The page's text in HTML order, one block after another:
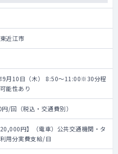
近江市
9月10日（木） 8:50～11:00※30分程
能性あり
/回（税込・交通費別）
20,000円】（電車）公共交通機関・タ
用分実費支給/日